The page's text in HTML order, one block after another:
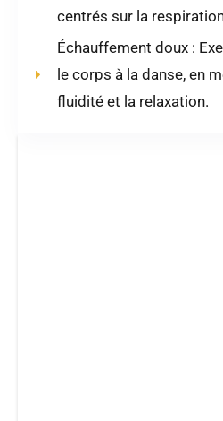
centrés sur la
Échauffement doux :
le corps à la danse, en
fluidité et la relaxation.